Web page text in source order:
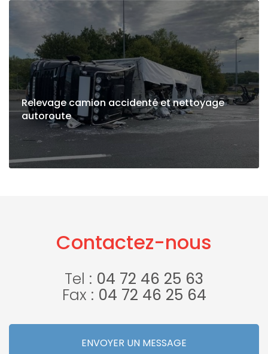
Relevage camion accidenté et nettoyage
autoroute
Contactez-nous
Tel : 04 72 46 25 63
Fax : 04 72 46 25 64
ENVOYER UN MESSAGE